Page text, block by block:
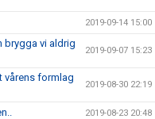
2019-09-14 15:00
brygga vi aldrig
2019-09-07 15:23
vårens formlag
2019-08-30 22:19
2019-08-23 20:48